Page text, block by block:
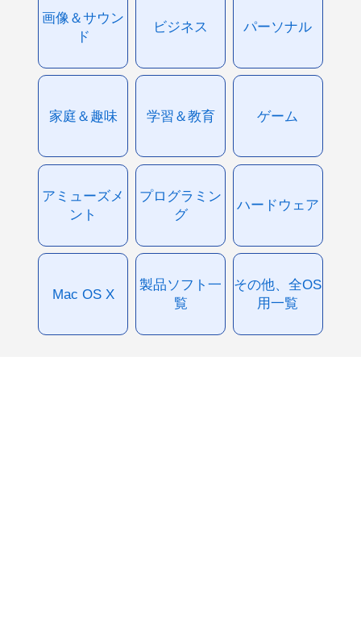
画像＆サウン
ド
ビジネス パーソナル
家庭＆趣味 学習＆教育 ゲーム
アミューズメ
ント
プログラミン
グ
ハードウェア
Mac OS X
製品ソフト一
覧
その他、全OS
用一覧